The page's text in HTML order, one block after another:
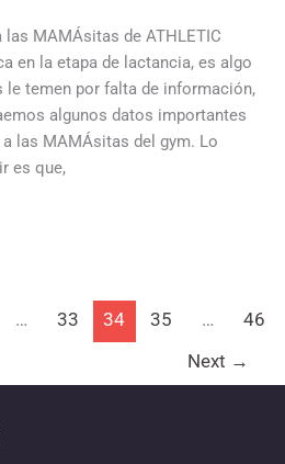
MAMÁsitas de ATHLETIC
en la etapa de lactancia, es algo
le temen por falta de información,
algunos datos importantes
las MAMÁsitas del gym. Lo
es que,
… 33 34 35 … 46
Next →